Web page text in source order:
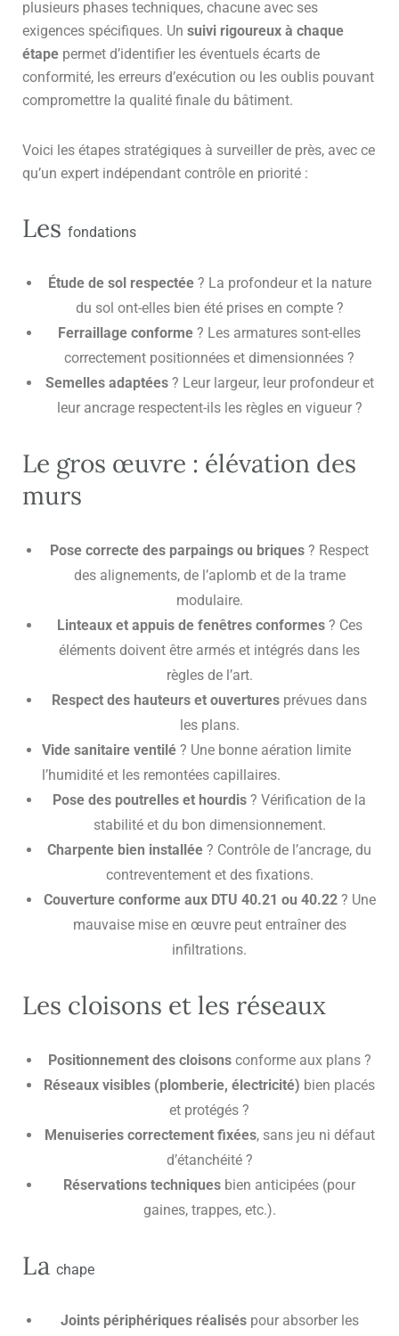
plusieurs phases techniques, chacune avec ses
exigences spécifiques. Un suivi rigoureux à chaque
étape permet d’identifier les éventuels écarts de
conformité, les erreurs d’exécution ou les oublis pouvant
compromettre la qualité finale du bâtiment.
Voici les étapes stratégiques à surveiller de près, avec ce
qu’un expert indépendant contrôle en priorité :
Les fondations
Étude de sol respectée? La profondeur et la nature
du sol ont-elles bien été prises en compte ?
Ferraillage conforme ? Les armatures sont-elles
correctement positionnées et dimensionnées ?
Semelles adaptées? Leur largeur, leur profondeur et
leur ancrage respectent-ils les règles en vigueur ?
Le gros œuvre : élévation des
murs
Pose correcte des parpaings ou briques ? Respect
des alignements, de l’aplomb et de la trame
modulaire.
Linteaux et appuis de fenêtres conformes? Ces
éléments doivent être armés et intégrés dans les
règles de l’art.
Respect des hauteurs et ouvertures prévues dans
les plans.
Vide sanitaire ventilé ? Une bonne aération limite
l’humidité et les remontées capillaires.
Pose des poutrelles et hourdis ? Vérification de la
stabilité et du bon dimensionnement.
Charpente bien installée ? Contrôle de l’ancrage, du
contreventement et des fixations.
Couverture conforme aux DTU 40.21 ou 40.22? Une
mauvaise mise en œuvre peut entraîner des
infiltrations.
Les cloisons et les réseaux
Positionnement des cloisonsconforme aux plans ?
Réseaux visibles (plomberie, électricité) bien placés
et protégés ?
Menuiseries correctement fixées, sans jeu ni défaut
d’étanchéité ?
Réservations techniques bien anticipées (pour
gaines, trappes, etc.).
La chape
Joints périphériques réaliséspour absorber les